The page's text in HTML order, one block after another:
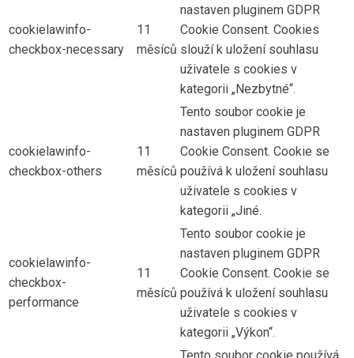
cookielawinfo-
checkbox-necessary
11
měsíců
nastaven pluginem GDPR
Cookie Consent. Cookies
slouží k uložení souhlasu
uživatele s cookies v
kategorii „Nezbytné“.
cookielawinfo-
checkbox-others
11
měsíců
Tento soubor cookie je
nastaven pluginem GDPR
Cookie Consent. Cookie se
používá k uložení souhlasu
uživatele s cookies v
kategorii „Jiné.
cookielawinfo-
checkbox-
performance
11
měsíců
Tento soubor cookie je
nastaven pluginem GDPR
Cookie Consent. Cookie se
používá k uložení souhlasu
uživatele s cookies v
kategorii „Výkon“.